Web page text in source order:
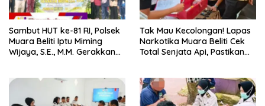
Sambut HUT ke-81 RI, Polsek
Muara Beliti Iptu Miming
Wijaya, S.E., M.M. Gerakkan
Tak Mau Kecolongan! Lapas
Narkotika Muara Beliti Cek
Total Senjata Api, Pastikan